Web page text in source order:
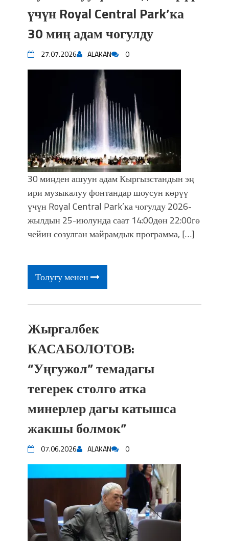
впечатляющим шоу музыкальных
фонтанов в Royal Central Park
Аида САЛЯНОВА: "Кыргыз шахмат
шайланышым сыймык жана чоң
жоопкерчилик!"
Садыр ЖАПАРОВ: “Айтматовдой
адабият алпы чыгыш үчүн, улуу көч
уланышы үчүн журнал сөзсүз керек!”
“Китепкана түнγ-2026”: Психолог
Мээрим Мураталиева менен
жолугушууга келиңиз! (Дарек. Видео)
Латын арибиндеги “Чабуул”... “Ала-
Тоо” журналынын тарыхы жана
редакторлору... (Тизме. Видео)
“КАРА КЕМПИР”: ҮМҮТТҮН
ТҮБӨЛҮК СИМВОЛУ
Кыргызстандагы эң ири музыкалуу
фонтанды көрүү үчүн Royal Central
Park'ка 30 миң адам чогулду
үчүн Royal Central Park’ка
30 миң адам чогулду
27.07.2026 ALAKAN 0
30 миңден ашуун адам Кыргызстандын эң
ири музыкалуу фонтандар шоусун көрүү
үчүн Royal Central Park’ка чогулду 2026-
жылдын 25-июлунда саат 14:00дөн 22:00гө
чейин созулган майрамдык программа, […]
Толугу менен
Жыргалбек
КАСАБОЛОТОВ:
“Уңгужол” темадагы
тегерек столго атка
минерлер дагы катышса
жакшы болмок”
07.06.2026 ALAKAN 0